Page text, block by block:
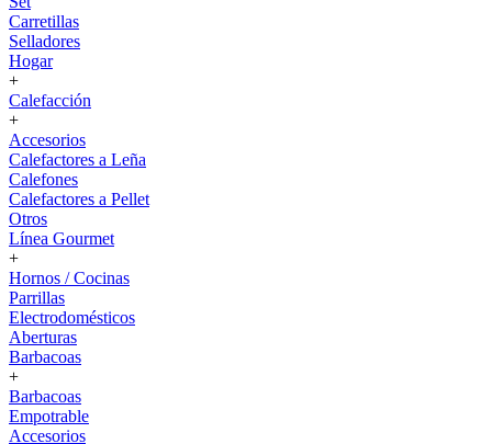
Carretillas
Selladores
Hogar
+
Calefacción
+
Accesorios
Calefactores a Leña
Calefones
Calefactores a Pellet
Otros
Línea Gourmet
+
Hornos / Cocinas
Parrillas
Electrodomésticos
Aberturas
Barbacoas
+
Barbacoas
Empotrable
Accesorios